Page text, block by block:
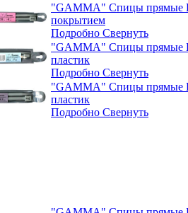
"GAMMA" Спицы прямые
покрытием
Подробно Свернуть
"GAMMA" Спицы прямые
пластик
Подробно Свернуть
"GAMMA" Спицы прямые
пластик
Подробно Свернуть